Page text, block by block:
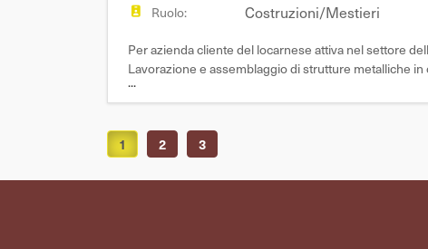
Ruolo: Costruzioni/Mestieri
Per azienda cliente del locarnese attiva nel settore
Lavorazione e assemblaggio di strutture metalliche
Utilizzo di macchinari e attrezzature per taglio, fora
...
1 2 3